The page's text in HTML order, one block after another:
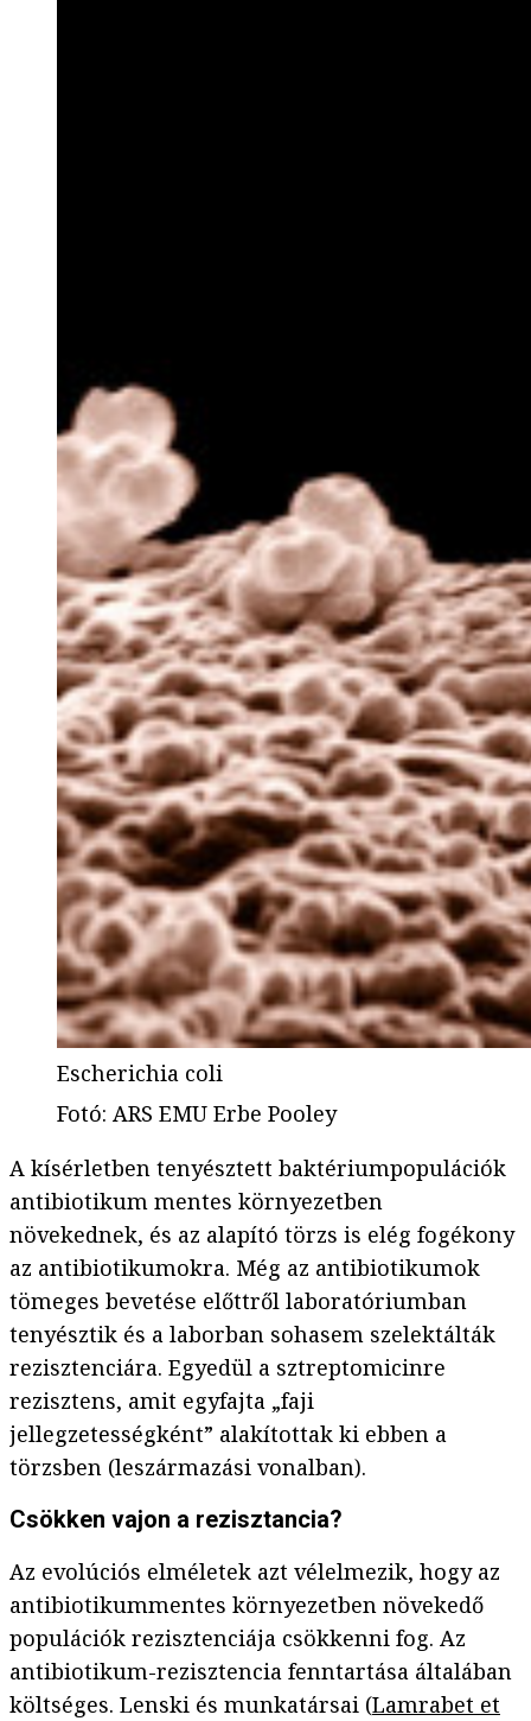
Escherichia coli
Fotó: ARS EMU Erbe Pooley
A kísérletben tenyésztett baktériumpopulációk
antibiotikum mentes környezetben
növekednek, és az alapító törzs is elég fogékony
az antibiotikumokra. Még az antibiotikumok
tömeges bevetése előttről laboratóriumban
tenyésztik és a laborban sohasem szelektálták
rezisztenciára. Egyedül a sztreptomicinre
rezisztens, amit egyfajta „faji
jellegzetességként” alakítottak ki ebben a
törzsben (leszármazási vonalban).
Csökken vajon a rezisztancia?
Az evolúciós elméletek azt vélelmezik, hogy az
antibiotikummentes környezetben növekedő
populációk rezisztenciája csökkenni fog. Az
antibiotikum-rezisztencia fenntartása általában
költséges. Lenski és munkatársai (Lamrabet et